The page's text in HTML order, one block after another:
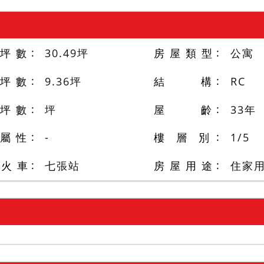
數 30.49坪
數
9.36坪
數
坪
性
-
車
七張站
房 屋 類 型
公寓
結 構
RC
屋 齡
33年
樓 層 別
1 /5
房 屋 用 途
住家